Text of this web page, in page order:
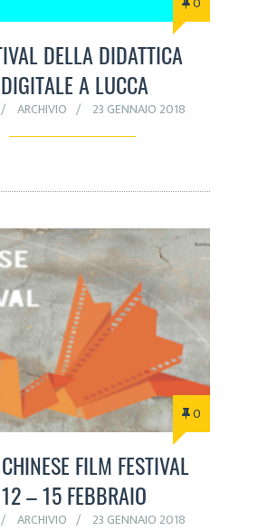
DELLA DIDATTICA
DIGITALE A LUCCA
ARCHIVIO 23 GENNAIO 2018
0
FILM FESTIVAL
12 – 15 FEBBRAIO
ARCHIVIO 23 GENNAIO 2018